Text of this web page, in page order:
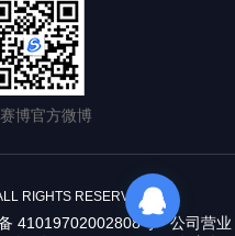
赛博官方微博
RIGHTS RESERVERD
41019702002808号
公司营业